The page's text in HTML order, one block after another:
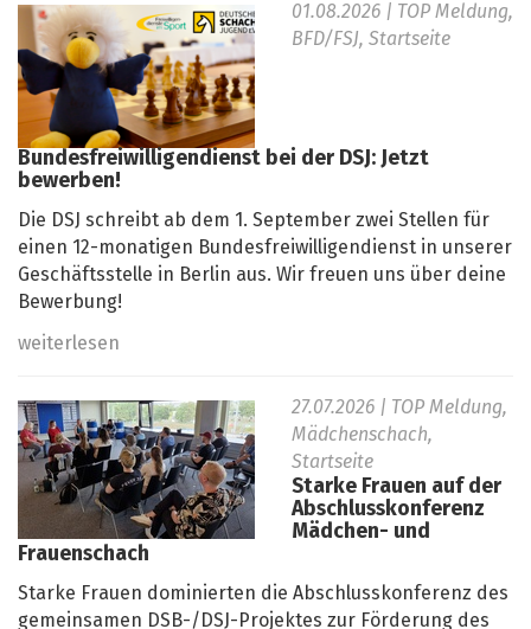
01.08.2026 | TOP Meldung,
BFD/FSJ, Startseite
Bundesfreiwilligendienst bei der DSJ: Jetzt
bewerben!
Die DSJ schreibt ab dem 1. September zwei Stellen für
einen 12-monatigen Bundesfreiwilligendienst in unserer
Geschäftsstelle in Berlin aus. Wir freuen uns über deine
Bewerbung!
weiterlesen
27.07.2026 | TOP Meldung,
Mädchenschach,
Startseite
Starke Frauen auf der
Abschlusskonferenz
Mädchen- und
Frauenschach
Starke Frauen dominierten die Abschlusskonferenz des
gemeinsamen DSB-/DSJ-Projektes zur Förderung des